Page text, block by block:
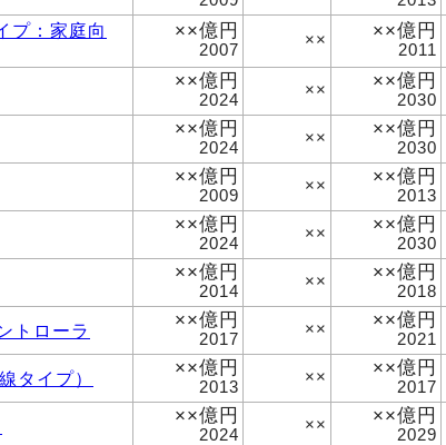
プ：家庭向
××億円
2007
×× ××億円
2011
××億円
2024
×× ××億円
2030
××億円
2024
×× ××億円
2030
××億円
2009
×× ××億円
2013
××億円
2024
×× ××億円
2030
××億円
2014
×× ××億円
2018
トローラ ××億円
2017
×× ××億円
2021
タイプ） ××億円
2013
×× ××億円
2017
××億円
2024
×× ××億円
2029